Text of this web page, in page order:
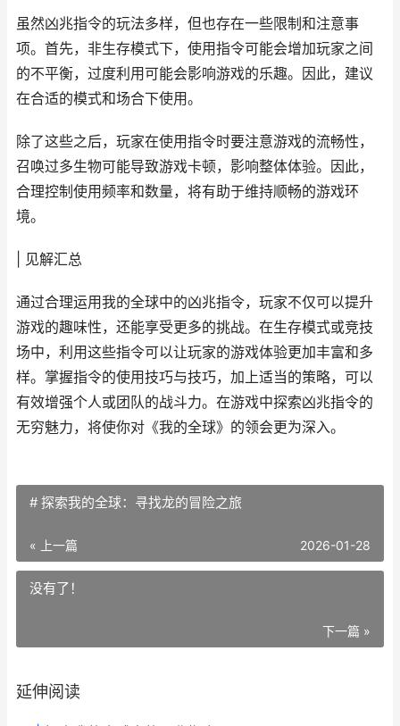
虽然凶兆指令的玩法多样，但也存在一些限制和注意事
项。首先，非生存模式下，使用指令可能会增加玩家之间
的不平衡，过度利用可能会影响游戏的乐趣。因此，建议
在合适的模式和场合下使用。
除了这些之后，玩家在使用指令时要注意游戏的流畅性，
召唤过多生物可能导致游戏卡顿，影响整体体验。因此，
合理控制使用频率和数量，将有助于维持顺畅的游戏环
境。
| 见解汇总
通过合理运用我的全球中的凶兆指令，玩家不仅可以提升
游戏的趣味性，还能享受更多的挑战。在生存模式或竞技
场中，利用这些指令可以让玩家的游戏体验更加丰富和多
样。掌握指令的使用技巧与技巧，加上适当的策略，可以
有效增强个人或团队的战斗力。在游戏中探索凶兆指令的
无穷魅力，将使你对《我的全球》的领会更为深入。
# 探索我的全球：寻找龙的冒险之旅
« 上一篇 2026-01-28
没有了！
下一篇 »
延伸阅读